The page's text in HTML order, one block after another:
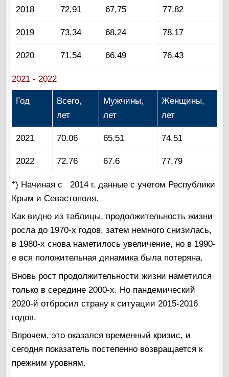
2018 72,91 67,75 77,82
2019 73,34 68,24 78,17
2020 71.54 66.49 76.43
2021 - 2022
Год
Всего,
лет
Мужчины,
лет
Женщины,
лет
2021 70.06 65.51 74.51
2022 72.76 67.6 77.79
*) Начиная с 2014 г. данные с учетом Республики
Крым и Севастополя.
Как видно из таблицы, продолжительность жизни
росла до 1970-х годов, затем немного снизилась,
в 1980-х снова наметилось увеличение, но в 1990-
е вся положительная динамика была потеряна.
Вновь рост продолжительности жизни наметился
только в середине 2000-х. Но пандемический
2020-й отбросил страну к ситуации 2015-2016
годов.
Впрочем, это оказался временный кризис, и
сегодня показатель постепенно возвращается к
прежним уровням.